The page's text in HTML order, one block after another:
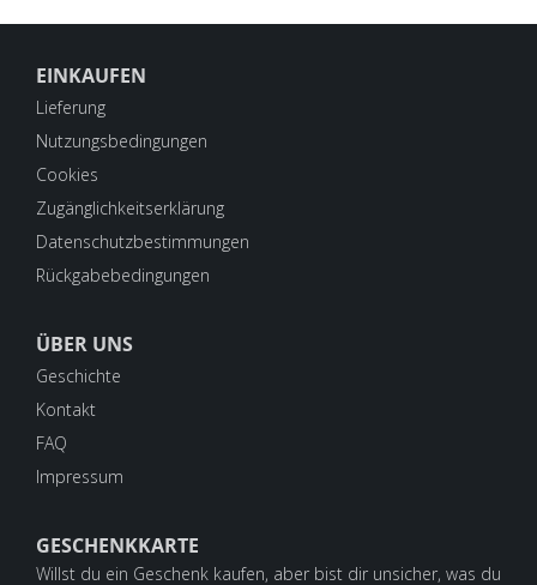
EINKAUFEN
Lieferung
Nutzungsbedingungen
Cookies
Zugänglichkeitserklärung
Datenschutzbestimmungen
Rückgabebedingungen
ÜBER UNS
Geschichte
Kontakt
FAQ
Impressum
GESCHENKKARTE
Willst du ein Geschenk kaufen, aber bist dir unsicher, was du